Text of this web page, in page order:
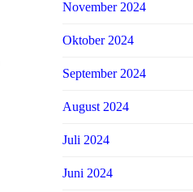
November 2024
Oktober 2024
September 2024
August 2024
Juli 2024
Juni 2024